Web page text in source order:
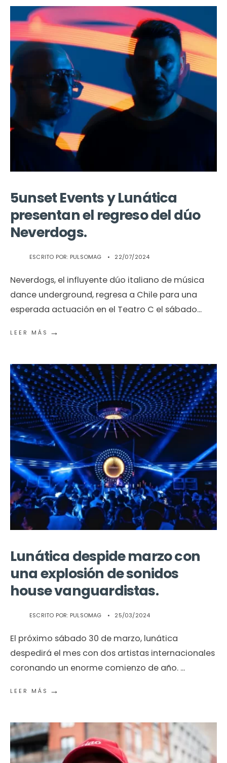
5unset Events y Lunática
presentan el regreso del dúo
Neverdogs.
ESCRITO POR: PULSOMAG • 22/07/2024
Neverdogs, el influyente dúo italiano de música
dance underground, regresa a Chile para una
esperada actuación en el Teatro C el sábado...
LEER MÁS →
Lunática despide marzo con
una explosión de sonidos
house vanguardistas.
ESCRITO POR: PULSOMAG • 25/03/2024
El próximo sábado 30 de marzo, lunática
despedirá el mes con dos artistas internacionales
coronando un enorme comienzo de año. ...
LEER MÁS →